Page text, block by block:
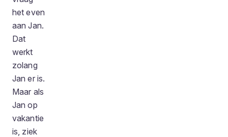
het even
aan Jan.
Dat
werkt
zolang
Jan er is.
Maar als
Jan op
vakantie
is, ziek